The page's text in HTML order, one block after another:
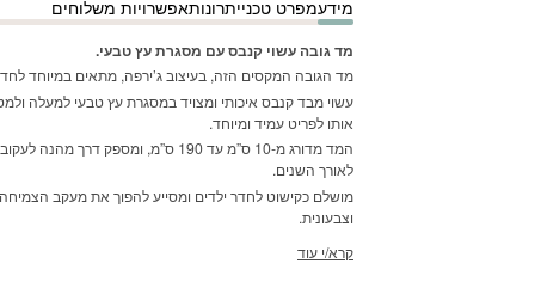
₪89.00.
₪80.10.
מידעמפרט טכנייתרונותאפשרויות משלוחים
מד גובה עשוי קנבס עם מסגרת עץ טבעי.
מד הגובה המקסים הזה, בעיצוב ג’ירפה, מתאים במיוחד
עשוי מבד קנבס איכותי ומצויד במסגרת עץ טבעי למעלה
אותו לפריט עמיד ומיוחד.
המד מדורג מ-10 ס”מ עד 190 ס”מ, ומספק דרך
לאורך השנים.
מושלם כקישוט לחדר ילדים ומסייע להפוך את מעקב
וצבעונית.
קרא/י עוד